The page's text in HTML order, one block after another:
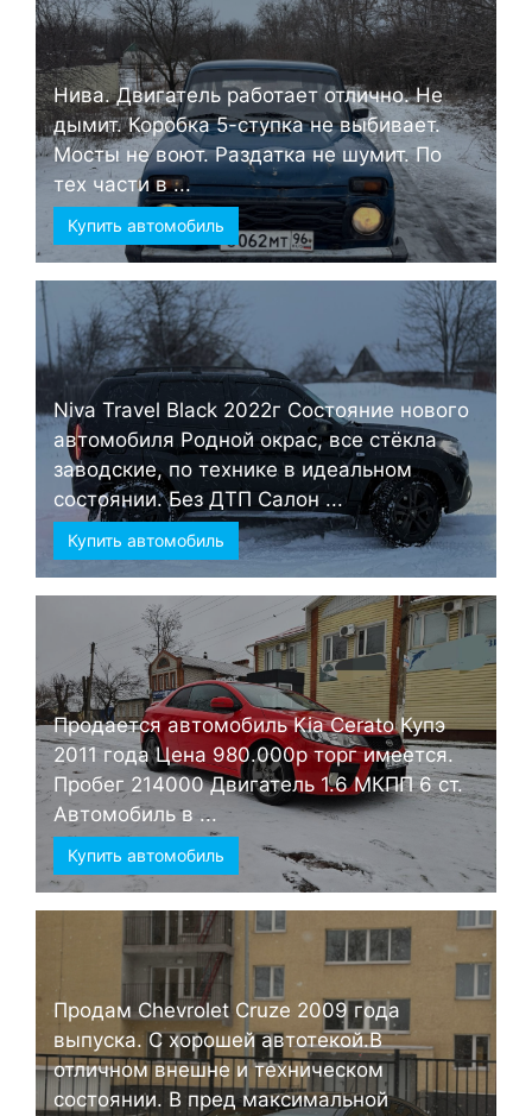
Нива. Двигатель работает отлично. Не
дымит. Коробка 5-ступка не выбивает.
Мосты не воют. Раздатка не шумит. По
тех части в ...
Купить автомобиль
Niva Travel Black 2022г Состояние нового
автомобиля Родной окрас, все стёкла
заводские, по технике в идеальном
состоянии. Без ДТП Салон ...
Купить автомобиль
Продается автомобиль Kia Cerato Купэ
2011 года Цена 980.000р торг имеется.
Пробег 214000 Двигатель 1.6 МКПП 6 ст.
Автомобиль в ...
Купить автомобиль
Продам Chevrolet Cruze 2009 года
выпуска. С хорошей автотекой.В
отличном внешне и техническом
состоянии. В пред максимальной